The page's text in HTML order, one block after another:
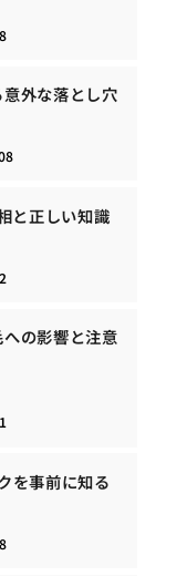
外な落とし穴
と正しい知識
の影響と注意
を事前に知る